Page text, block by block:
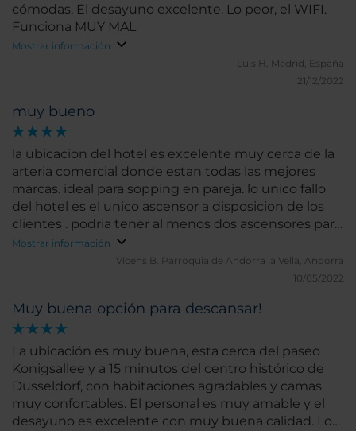
cómodas. El desayuno excelente. Lo peor, el WIFI.
Funciona MUY MAL
Mostrar información
Luis H.
Madrid, España
21/12/2022
muy bueno
la ubicacion del hotel es excelente muy cerca de la
arteria comercial donde estan todas las mejores
marcas. ideal para sopping en pareja. lo unico fallo
del hotel es el unico ascensor a disposicion de los
clientes . podria tener al menos dos ascensores para
la cantidad de habitaciones .
Mostrar información
Vicens B.
Parroquia de Andorra la Vella, Andorra
10/05/2022
Muy buena opción para descansar!
La ubicación es muy buena, esta cerca del paseo
Konigsallee y a 15 minutos del centro histórico de
Dusseldorf, con habitaciones agradables y camas
muy confortables. El personal es muy amable y el
desayuno es excelente con muy buena calidad. Lo